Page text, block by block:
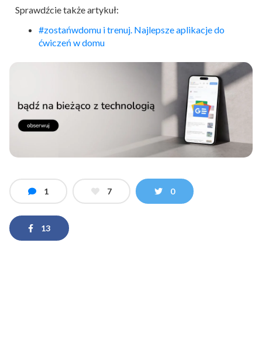
Sprawdźcie także artykuł:
#zostańwdomu i trenuj. Najlepsze aplikacje do
ćwiczeń w domu
1 7 0
13